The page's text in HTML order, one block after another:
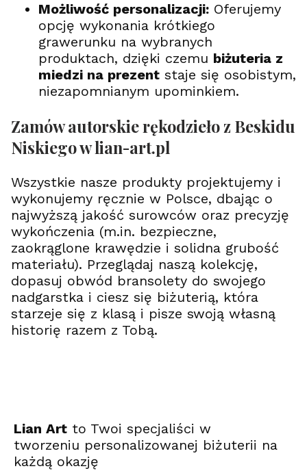
Możliwość personalizacji: Oferujemy
opcję wykonania krótkiego
grawerunku na wybranych
produktach, dzięki czemu biżuteria z
miedzi na prezent staje się osobistym,
niezapomnianym upominkiem.
Zamów autorskie rękodzieło z Beskidu
Niskiego w lian-art.pl
Wszystkie nasze produkty projektujemy i
wykonujemy ręcznie w Polsce, dbając o
najwyższą jakość surowców oraz precyzję
wykończenia (m.in. bezpieczne,
zaokrąglone krawędzie i solidna grubość
materiału). Przeglądaj naszą kolekcję,
dopasuj obwód bransolety do swojego
nadgarstka i ciesz się biżuterią, która
starzeje się z klasą i pisze swoją własną
historię razem z Tobą.
Lian Art to Twoi specjaliści w
tworzeniu personalizowanej biżuterii na
każdą okazję